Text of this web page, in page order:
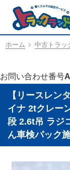
ホーム 中古トラッ
お問い合わせ番号
【リースレン
イナ 2tクレー
段 2.6t吊 ラジ
ん車検パック